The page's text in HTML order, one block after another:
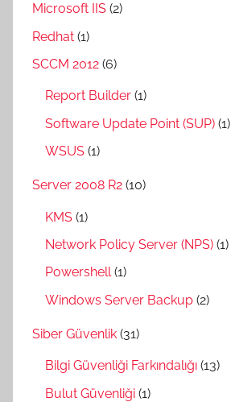
Microsoft IIS (2)
Redhat (1)
SCCM 2012 (6)
Report Builder (1)
Software Update Point (SUP) (1)
WSUS (1)
Server 2008 R2 (10)
KMS (1)
Network Policy Server (NPS) (1)
Powershell(1)
Windows Server Backup (2)
Siber Güvenlik (31)
Bilgi Güvenliği Farkındalığı (13)
Bulut Güvenliği (1)